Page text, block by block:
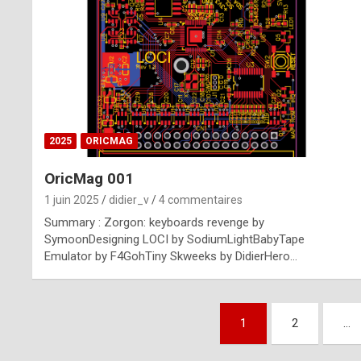
2025 ORICMAG
OricMag 001
1 juin 2025 didier_v 4 commentaires
Summary : Zorgon: keyboards revenge by
SymoonDesigning LOCI by SodiumLightBabyTape
Emulator by F4GohTiny Skweeks by DidierHero…
1 2 …